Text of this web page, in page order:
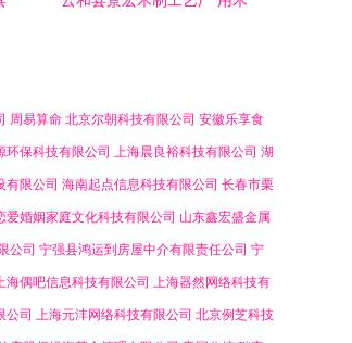
周易算命 北京尔朝科技有限公司 安徽乐享食
环保科技有限公司 上海晨良裕科技有限公司 湖
有限公司 海南起点信息科技有限公司 长春市栗
爱婚姻家庭文化科技有限公司 山东鑫宏盛金属
公司 宁强县鸿运到房屋中介有限责任公司 宁
海偶吧信息科技有限公司 上海器然网络科技有
公司 上海元沣网络科技有限公司 北京例芝科技